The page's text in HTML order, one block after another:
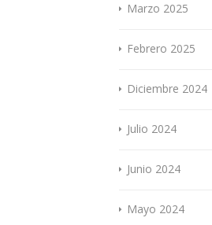
Marzo 2025
Febrero 2025
Diciembre 2024
Julio 2024
Junio 2024
Mayo 2024